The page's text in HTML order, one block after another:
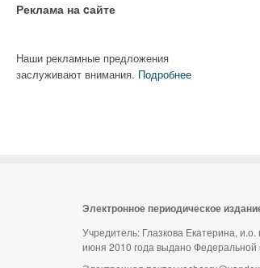
Реклама на cайте
Наши рекламные предложения
заслуживают внимания. Подробнее
Электронное периодическое
Учредитель: Глазкова Екатерина,
июня 2010 года выдано